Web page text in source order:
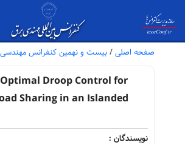
صفحه اصلی / بیست و نهمین کنفرانس مهندسی
Droop Control for
Sharing in an Islanded
نویسندگان :